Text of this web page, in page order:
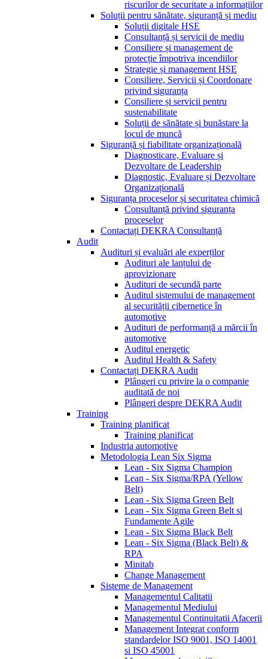
riscurilor de securitate a informațiilor
Soluții pentru sănătate, siguranță și mediu
Soluții digitale HSE
Consultanță și servicii de mediu
Consiliere și management de
protecție împotriva incendiilor
Strategie și management HSE
Consiliere, Servicii și Coordonare
privind siguranța
Consiliere și servicii pentru
sustenabilitate
Soluții de sănătate și bunăstare la
locul de muncă
Siguranță și fiabilitate organizațională
Diagnosticare, Evaluare și
Dezvoltare de Leadership
Diagnostic, Evaluare și Dezvoltare
Organizațională
Siguranța proceselor și securitatea chimică
Consultanță privind siguranța
proceselor
Contactați DEKRA Consultanță
Audit
Audituri și evaluări ale experților
Audituri ale lanțului de
aprovizionare
Audituri de secundă parte
Auditul sistemului de management
al securității cibernetice în
automotive
Audituri de performanță a mărcii în
automotive
Auditul energetic
Auditul Health & Safety
Contactați DEKRA Audit
Plângeri cu privire la o companie
auditată de noi
Plângeri despre DEKRA Audit
Training
Training planificat
Training planificat
Industria automotive
Metodologia Lean Six Sigma
Lean - Six Sigma Champion
Lean - Six Sigma/RPA (Yellow
Belt)
Lean - Six Sigma Green Belt
Lean - Six Sigma Green Belt si
Fundamente Agile
Lean - Six Sigma Black Belt
Lean - Six Sigma (Black Belt) &
RPA
Minitab
Change Management
Sisteme de Management
Managementul Calitatii
Managementul Mediului
Managementul Continuitatii Afacerii
Management Integrat conform
standardelor ISO 9001, ISO 14001
si ISO 45001